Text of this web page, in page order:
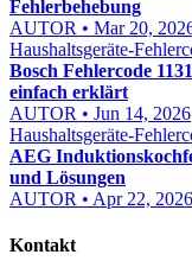
Fehlerbehebung
AUTOR • Mar 20,
Haushaltsgeräte-
Bosch Fehlercode
einfach erklärt
AUTOR • Jun 14, 2026
Haushaltsgeräte-
AEG
und Lösungen
AUTOR • Apr 22, 2026
Kontakt